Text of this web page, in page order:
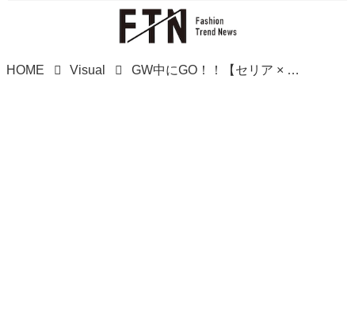
HOME Visual GW中にGO！！【セリア × dazzlin】マニアおすすめの「コラボコスメ」